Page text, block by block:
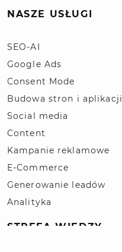
NASZE USŁUGI
SEO-AI
Google Ads
Consent Mode
Budowa stron i aplikacji
Social media
Content
Kampanie reklamowe
E-Commerce
Generowanie leadów
Analityka
STREFA WIEDZY